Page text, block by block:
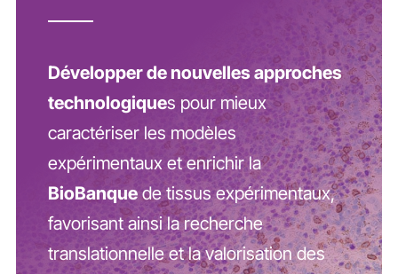
Développer de nouvelles approches
technologiques pour mieux
caractériser les modèles
expérimentaux et enrichir la
BioBanquede tissus expérimentaux,
favorisant ainsi la recherche
translationnelle et la valorisation des